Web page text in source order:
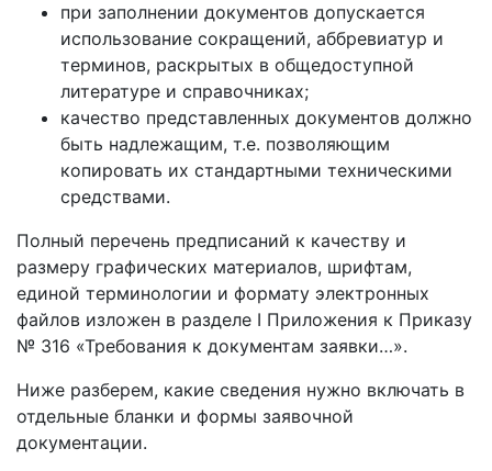
при заполнении документов допускается
использование сокращений, аббревиатур и
терминов, раскрытых в общедоступной
литературе и справочниках;
качество представленных документов должно
быть надлежащим, т.е. позволяющим
копировать их стандартными техническими
средствами.
Полный перечень предписаний к качеству и
размеру графических материалов, шрифтам,
единой терминологии и формату электронных
файлов изложен в разделе I Приложения к Приказу
№ 316 «Требования к документам заявки…».
Ниже разберем, какие сведения нужно включать в
отдельные бланки и формы заявочной
документации.